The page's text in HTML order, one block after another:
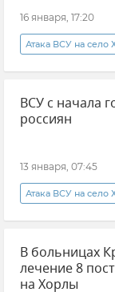
Херсонская
16 января, 17:20
Атака ВСУ на село
Эксклюзивы РИА
Херсонская
ВСУ с начала
россиян
13 января, 07:45
Атака ВСУ на село
Родион Мирошник
Происшествия
Обстрелы ВСУ
В больницах
лечение 8
на Хорлы